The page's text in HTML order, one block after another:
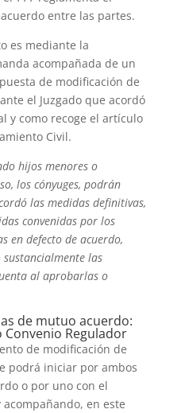
entre las partes.
es mediante la
acompañada de un
de modificación de
el Juzgado que acordó
y como recoge el artículo
Civil.
hijos menores o
los cónyuges, podrán
las medidas definitivas,
convenidas por los
en defecto de acuerdo,
las
al aprobarlas o
de mutuo acuerdo:
Regulador
de modificación de
podrá iniciar por ambos
o por uno con el
en este